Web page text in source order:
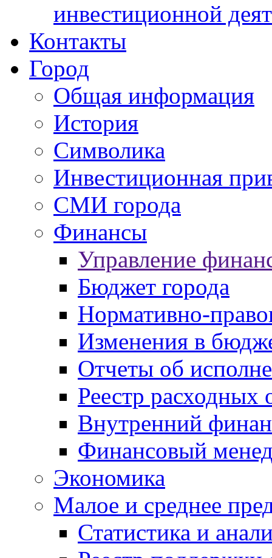
инвестиционной
Контакты
Город
Общая информация
История
Символика
Инвестиционная
СМИ города
Финансы
Управление
Бюджет города
Нормативно-
Изменения в
Отчеты об
Реестр расходных
Внутренний
Финансовый
Экономика
Малое и среднее
Статистика и